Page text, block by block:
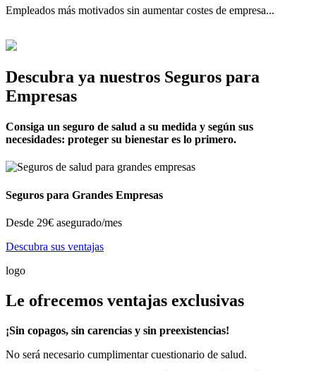
Empleados más motivados sin aumentar costes de empresa...
Descubra ya nuestros Seguros para
Empresas
Consiga un seguro de salud a su medida y según sus
necesidades: proteger su bienestar es lo primero.
Seguros para Grandes Empresas
Desde 29€ asegurado/mes
Descubra sus ventajas
logo
Le ofrecemos ventajas exclusivas
¡Sin copagos, sin carencias y sin preexistencias!
No será necesario cumplimentar cuestionario de salud.